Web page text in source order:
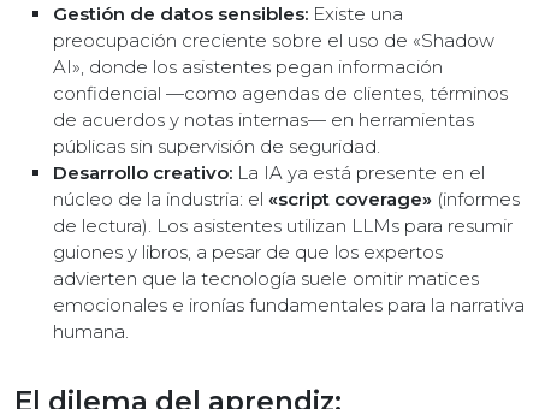
Gestión de datos sensibles: Existe una
preocupación creciente sobre el uso de «Shadow
AI», donde los asistentes pegan información
confidencial —como agendas de clientes, términos
de acuerdos y notas internas— en herramientas
públicas sin supervisión de seguridad.
Desarrollo creativo: La IA ya está presente en el
núcleo de la industria: el «script coverage» (informes
de lectura). Los asistentes utilizan LLMs para resumir
guiones y libros, a pesar de que los expertos
advierten que la tecnología suele omitir matices
emocionales e ironías fundamentales para la narrativa
humana.
El dilema del aprendiz: